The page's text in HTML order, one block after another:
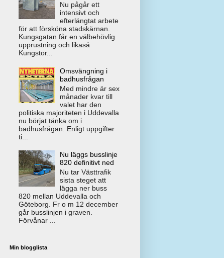
Nu pågår ett
intensivt och
efterlängtat arbete
för att försköna stadskärnan.
Kungsgatan får en välbehövlig
upprustning och likaså
Kungstor...
Omsvängning i
badhusfrågan
Med mindre är sex
månader kvar till
valet har den
politiska majoriteten i Uddevalla
nu börjat tänka om i
badhusfrågan. Enligt uppgifter
ti...
Nu läggs busslinje
820 definitivt ned
Nu tar Västtrafik
sista steget att
lägga ner buss
820 mellan Uddevalla och
Göteborg. Fr o m 12 december
går busslinjen i graven.
Förvånar ...
Min blogglista